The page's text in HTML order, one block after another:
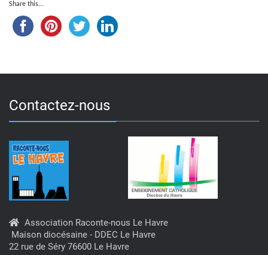
Share this...
Contactez-nous
Association Raconte-nous Le Havre
Maison diocésaine - DDEC Le Havre
22 rue de Séry 76600 Le Havre